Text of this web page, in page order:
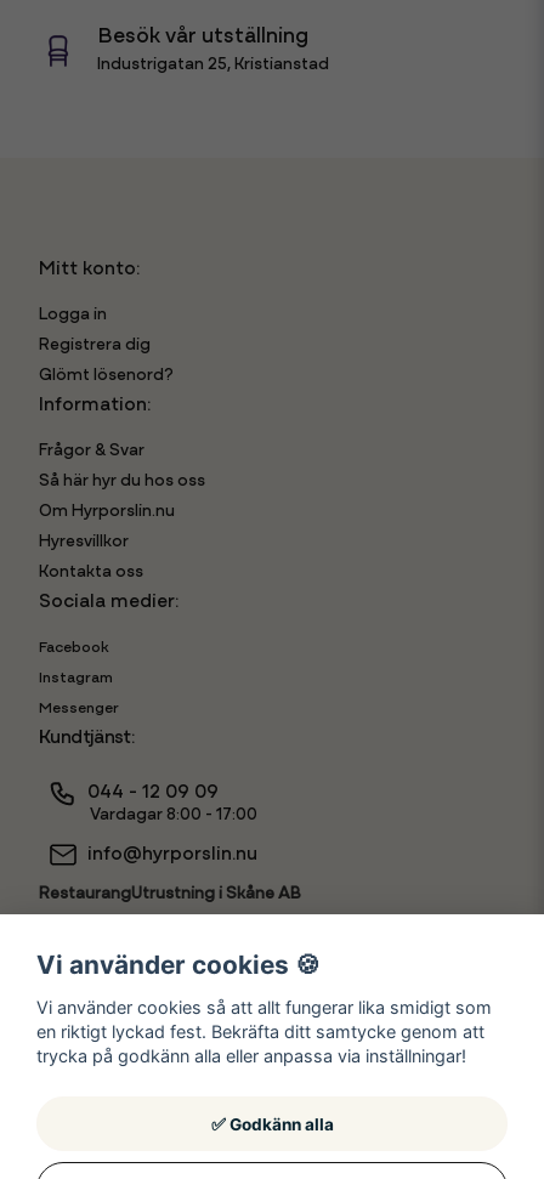
Besök vår utställning
Industrigatan 25, Kristianstad
Mitt konto:
Logga in
Registrera dig
Glömt lösenord?
Information:
Frågor & Svar
Så här hyr du hos oss
Om Hyrporslin.nu
Hyresvillkor
Kontakta oss
Sociala medier:
Facebook
Instagram
Messenger
Kundtjänst:
044 - 12 09 09
Vardagar 8:00 - 17:00
info@hyrporslin.nu
RestaurangUtrustning i Skåne AB
Hyr som
Vi använder cookies 🍪
Vi använder cookies så att allt fungerar lika smidigt som
en riktigt lyckad fest. Bekräfta ditt samtycke genom att
trycka på godkänn alla eller anpassa via inställningar!
✅ Godkänn alla